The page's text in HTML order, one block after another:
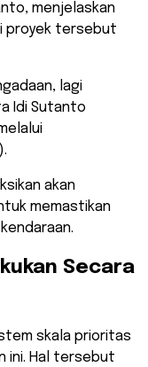
menjelaskan
proyek tersebut
lagi
Idi Sutanto
akan
memastikan
Secara
skala prioritas
ini. Hal tersebut